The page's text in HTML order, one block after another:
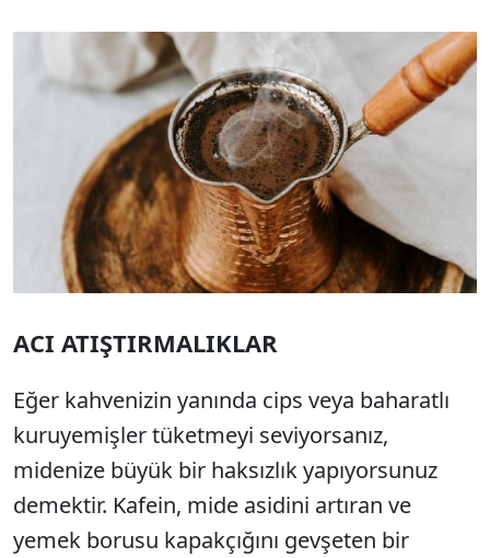
ACI ATIŞTIRMALIKLAR
Eğer kahvenizin yanında cips veya baharatlı
kuruyemişler tüketmeyi seviyorsanız,
midenize büyük bir haksızlık yapıyorsunuz
demektir. Kafein, mide asidini artıran ve
yemek borusu kapakçığını gevşeten bir